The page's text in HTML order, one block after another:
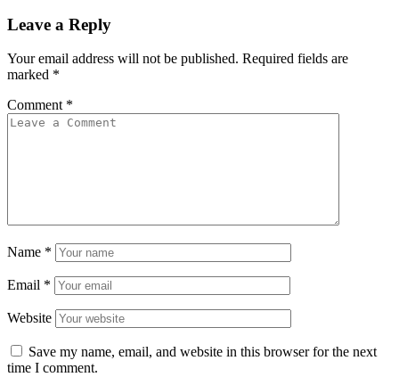
Leave a Reply
Your email address will not be published. Required fields are
marked *
Comment *
Name *
Email *
Website
Save my name, email, and website in this browser for the next
time I comment.